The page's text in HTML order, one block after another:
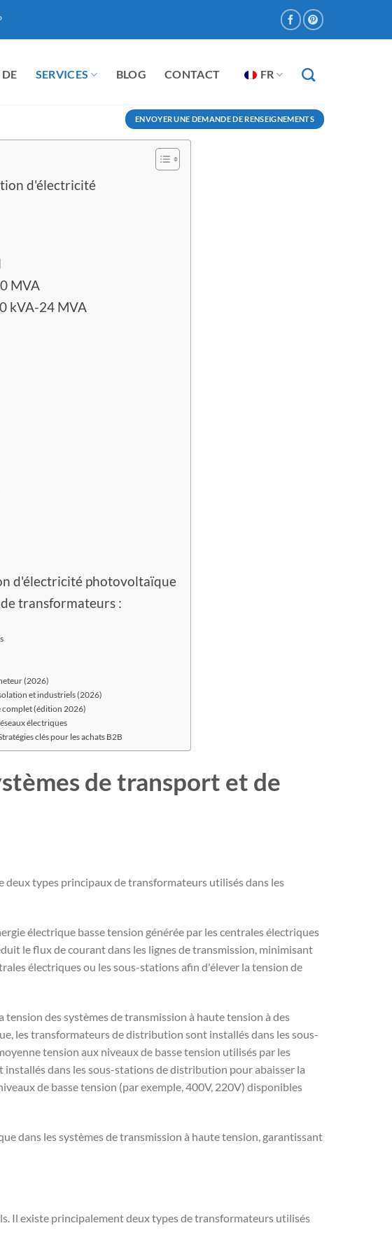
SERVICES BLOG CONTACT FR
ENVOYER UNE DEMANDE DE RENSEIGNEMENTS
d'électricité
MVA
kVA-24 MVA
d'électricité photovoltaïque
transformateurs :
(2026)
et industriels (2026)
complet (édition 2026)
électriques
clés pour les achats B2B
de transport et de
deux types principaux de transformateurs utilisés dans les
électrique basse tension générée par les centrales électriques
le flux de courant dans les lignes de transmission, minimisant
électriques ou les sous-stations afin d'élever la tension de
des systèmes de transmission à haute tension à des
les transformateurs de distribution sont installés dans les sous-
tension aux niveaux de basse tension utilisés par les
dans les sous-stations de distribution pour abaisser la
de basse tension (par exemple, 400V, 220V) disponibles
dans les systèmes de transmission à haute tension, garantissant
Il existe principalement deux types de transformateurs utilisés